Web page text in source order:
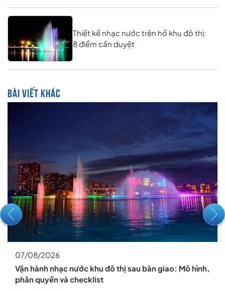
Thiết kế nhạc nước trên hồ khu đô thị:
8 điểm cần duyệt
BÀI VIẾT KHÁC
07/08/2026
Vận hành nhạc nước khu đô thị sau bàn giao: Mô hình,
phân quyền và checklist